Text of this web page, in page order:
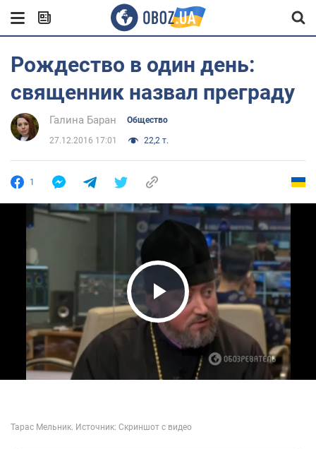
Рождество в один день:
священник назвал преграду
Галина Баран Общество
27.12.2016 17:01 22,2 т.
1
Play Video